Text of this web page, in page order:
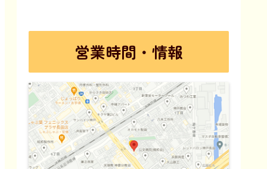
営業時間・情報